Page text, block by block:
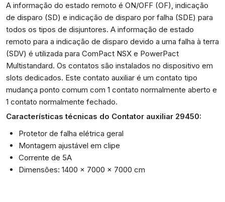
A informação do estado remoto é ON/OFF (OF), indicação
de disparo (SD) e indicação de disparo por falha (SDE) para
todos os tipos de disjuntores. A informação de estado
remoto para a indicação de disparo devido a uma falha à terra
(SDV) é utilizada para ComPact NSX e PowerPact
Multistandard. Os contatos são instalados no dispositivo em
slots dedicados. Este contato auxiliar é um contato tipo
mudança ponto comum com 1 contato normalmente aberto e
1 contato normalmente fechado.
Características técnicas do Contator auxiliar 29450:
Protetor de falha elétrica geral
Montagem ajustável em clipe
Corrente de 5A
Dimensões: 1400 x 7000 x 7000 cm